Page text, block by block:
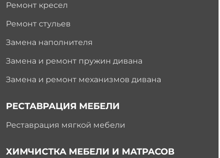
Ремонт кресел
Ремонт стульев
Замена наполнителя
Замена и ремонт пружин дивана
Замена и ремонт механизмов дивана
РЕСТАВРАЦИЯ МЕБЕЛИ
Реставрация мягкой мебели
ХИМЧИСТКА МЕБЕЛИ И МАТРАСОВ